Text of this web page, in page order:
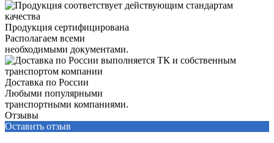
Продукция сертифицирована
Располагаем всеми
необходимыми документами.
Доставка по России
Любыми популярными
транспортными компаниями.
Отзывы
Оставить отзыв